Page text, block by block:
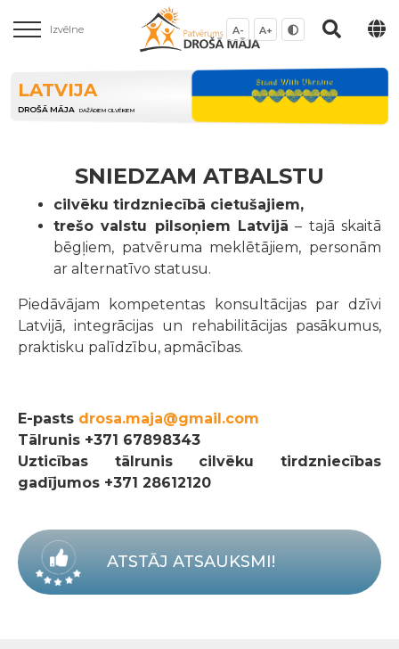
Izvēlne A- A+
LATVIJA
DROŠĀ MĀJA DAŽĀDIEM CILVĒKIEM
SNIEDZAM ATBALSTU
cilvēku tirdzniecībā cietušajiem,
trešo valstu pilsoņiem Latvijā – tajā skaitā
bēgļiem, patvēruma meklētājiem, personām
ar alternatīvo statusu.
Piedāvājam kompetentas konsultācijas par dzīvi
Latvijā, integrācijas un rehabilitācijas pasākumus,
praktisku palīdzību, apmācības.
E-pasts drosa.maja@gmail.com
Tālrunis +371 67898343
Uzticības tālrunis cilvēku tirdzniecības
gadījumos +371 28612120
ATSTĀJ ATSAUKSMI!